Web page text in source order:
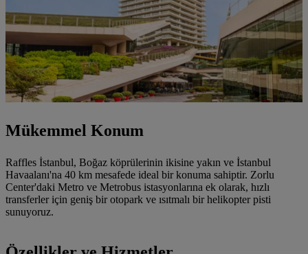
Mükemmel Konum
Raffles İstanbul, Boğaz köprülerinin ikisine yakın ve İstanbul
Havaalanı'na 40 km mesafede ideal bir konuma sahiptir. Zorlu
Center'daki Metro ve Metrobus istasyonlarına ek olarak, hızlı
transferler için geniş bir otopark ve ısıtmalı bir helikopter pisti
sunuyoruz.